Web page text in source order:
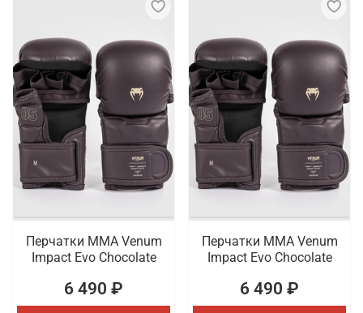
Перчатки ММА Venum
Impact Evo Chocolate
6 490 ₽
Перчатки ММА Venum
Impact Evo Chocolate
6 490 ₽